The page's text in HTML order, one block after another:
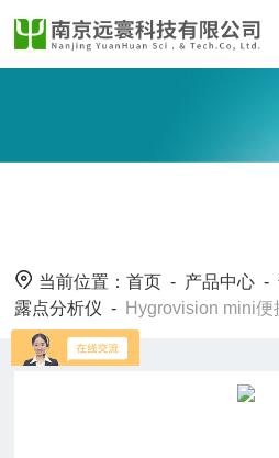
当前位置：首页 - 产品中心 -
露点分析仪 - Hygrovision mini